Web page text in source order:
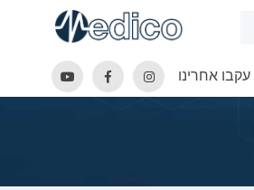
עקבו אחרינו